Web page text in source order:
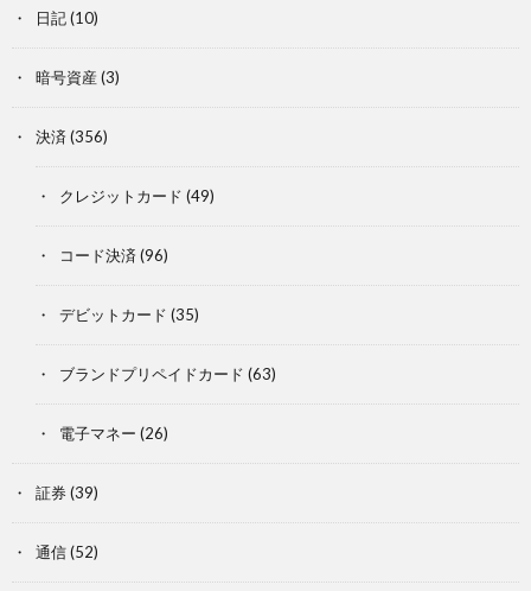
日記(10)
暗号資産 (3)
決済 (356)
クレジットカード (49)
コード決済 (96)
デビットカード (35)
ブランドプリペイドカード (63)
電子マネー (26)
証券(39)
通信(52)